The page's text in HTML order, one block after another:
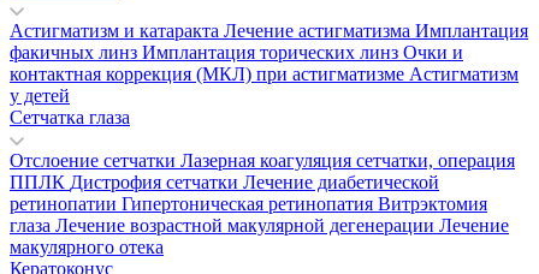
Астигматизм и катаракта Лечение астигматизма Имплантация
факичных линз Имплантация торических линз Очки и
контактная коррекция (МКЛ) при астигматизме Астигматизм
у детей
Сетчатка глаза
Отслоение сетчатки Лазерная коагуляция сетчатки, операция
ППЛК Дистрофия сетчатки Лечение диабетической
ретинопатии Гипертоническая ретинопатия Витрэктомия
глаза Лечение возрастной макулярной дегенерации Лечение
макулярного отека
Кератоконус